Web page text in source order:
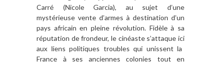
Carré (Nicole Garcia), au sujet d’une
mystérieuse vente d’armes à destination d’un
pays africain en pleine révolution. Fidèle à sa
réputation de frondeur, le cinéaste s’attaqueici
aux liens politiques troubles qui unissent la
France à ses anciennes colonies tout en